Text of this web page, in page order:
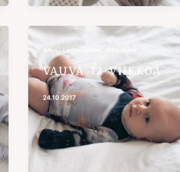
Äitiys , Lastenvaatteet
VAUVA 12 VIIKKOA
24.10.2017